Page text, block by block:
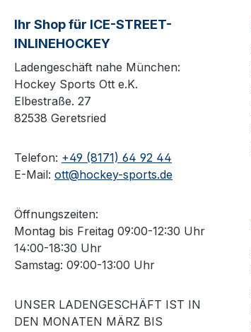
Ihr Shop für ICE-STREET-
INLINEHOCKEY
Ladengeschäft nahe München:
Hockey Sports Ott e.K.
Elbestraße. 27
82538 Geretsried
Telefon: +49 (8171) 64 92 44
E-Mail: ott@hockey-sports.de
Öffnungszeiten:
Montag bis Freitag 09:00-12:30 Uhr
14:00-18:30 Uhr
Samstag: 09:00-13:00 Uhr
UNSER LADENGESCHÄFT IST IN
DEN MONATEN MÄRZ BIS